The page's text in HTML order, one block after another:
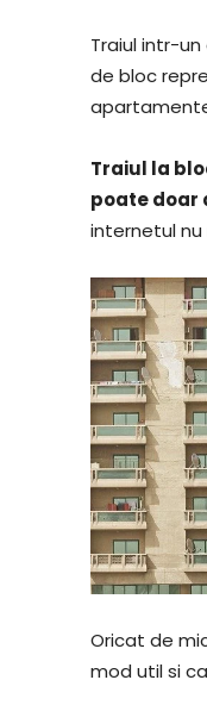
Traiul intr-
de bloc
Traiul la
poate doar
internetul
Oricat de
mod util si